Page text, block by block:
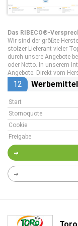
Das RIBECO®-
Wir sind der größte
stolzer Lieferant vieler
durch unsere Angebote
oder Netto. In unserem
Angebote. Direkt vom
12 Werbemittel
Start
Stornoquote
Cookie
Freigabe